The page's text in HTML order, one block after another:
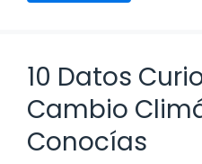
10 Datos
Cambio
Conocías